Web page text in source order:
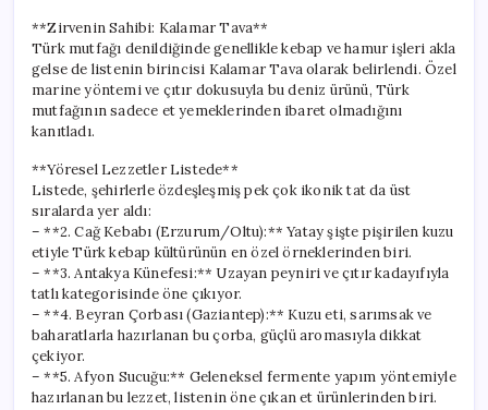
**Zirvenin Sahibi: Kalamar Tava**
Türk mutfağı denildiğinde genellikle kebap ve hamur işleri akla
gelse de listenin birincisi Kalamar Tava olarak belirlendi. Özel
marine yöntemi ve çıtır dokusuyla bu deniz ürünü, Türk
mutfağının sadece et yemeklerinden ibaret olmadığını
kanıtladı.
**Yöresel Lezzetler Listede**
Listede, şehirlerle özdeşleşmiş pek çok ikonik tat da üst
sıralarda yer aldı:
– **2. Cağ Kebabı (Erzurum/Oltu):** Yatay şişte pişirilen kuzu
etiyle Türk kebap kültürünün en özel örneklerinden biri.
– **3. Antakya Künefesi:** Uzayan peyniri ve çıtır kadayıfıyla
tatlı kategorisinde öne çıkıyor.
– **4. Beyran Çorbası (Gaziantep):** Kuzu eti, sarımsak ve
baharatlarla hazırlanan bu çorba, güçlü aromasıyla dikkat
çekiyor.
– **5. Afyon Sucuğu:** Geleneksel fermente yapım yöntemiyle
hazırlanan bu lezzet, listenin öne çıkan et ürünlerinden biri.